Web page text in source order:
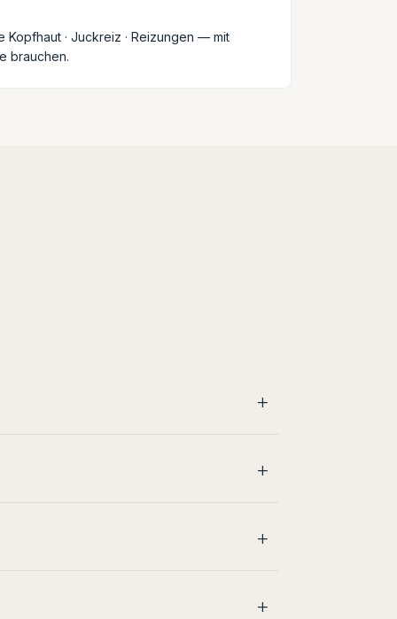
Kopfhaut · Juckreiz · Reizungen — mit
brauchen.